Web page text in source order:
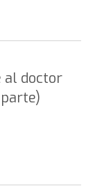
al doctor